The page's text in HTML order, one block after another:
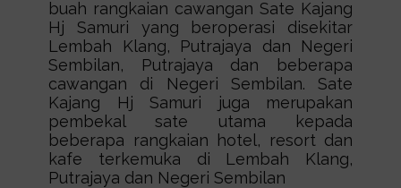
buah rangkaian cawangan Sate Kajang
Hj Samuri yang beroperasi disekitar
Lembah Klang, Putrajaya dan Negeri
Sembilan, Putrajaya dan beberapa
cawangan di Negeri Sembilan. Sate
Kajang Hj Samuri juga merupakan
pembekal sate utama kepada
beberapa rangkaian hotel, resort dan
kafe terkemuka di Lembah Klang,
Putrajaya dan Negeri Sembilan